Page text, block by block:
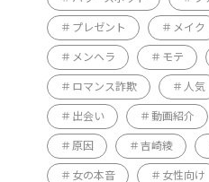
プレゼント メイク
メンヘラ モテ
ロマンス詐欺 人気
出会い 動画紹介
原因 吉崎綾
女の本音 女性向け